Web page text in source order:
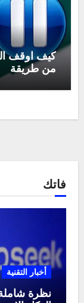
كيف اوقف
من طريقة
فاتك
أخبار التقنية
نظرة شاملة